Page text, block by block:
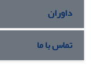
داوران
تماس با ما